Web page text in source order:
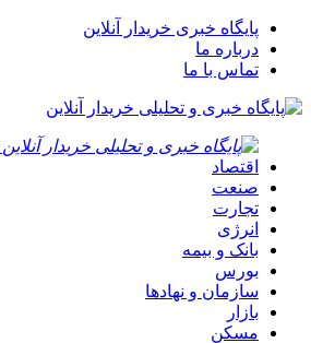
پایگاه خبری خریدار آنلاین
درباره ما
تماس با ما
اقتصاد
صنعت
تجارت
انرژی
بانک و بیمه
بورس
سازمان و نهادها
بازار
مسکن